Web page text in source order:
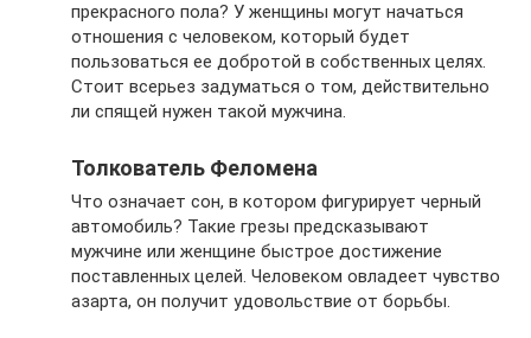
прекрасного пола? У женщины могут начаться
отношения с человеком, который будет
пользоваться ее добротой в собственных целях.
Стоит всерьез задуматься о том, действительно
ли спящей нужен такой мужчина.
Толкователь Феломена
Что означает сон, в котором фигурирует черный
автомобиль? Такие грезы предсказывают
мужчине или женщине быстрое достижение
поставленных целей. Человеком овладеет чувство
азарта, он получит удовольствие от борьбы.